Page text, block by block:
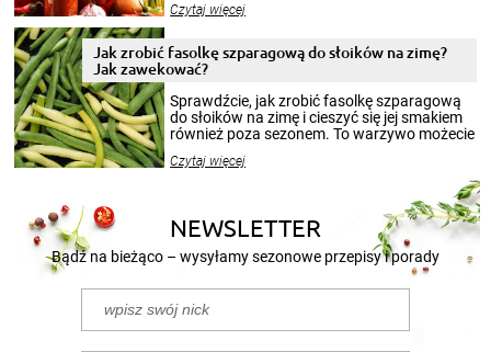
krajobrazów, by cieszyć nimi oko w sezonie
pełni poczuć atmosferę cieplejszych
miesięcy. Przygotowanie słoików ze
smakowitą zawartością musi obejmować
patenty, które pozwolą zachować świeżość
przetworów.
Czytaj więcej
Jak zrobić fasolkę szparagową do słoików na zimę?
Jak zawekować?
Sprawdźcie, jak zrobić fasolkę szparagową
do słoików na zimę i cieszyć się jej smakiem
również poza sezonem. To warzywo możecie
nasze propozycje!
Czytaj więcej
NEWSLETTER
Bądź na bieżąco – wysyłamy sezonowe przepisy i porady